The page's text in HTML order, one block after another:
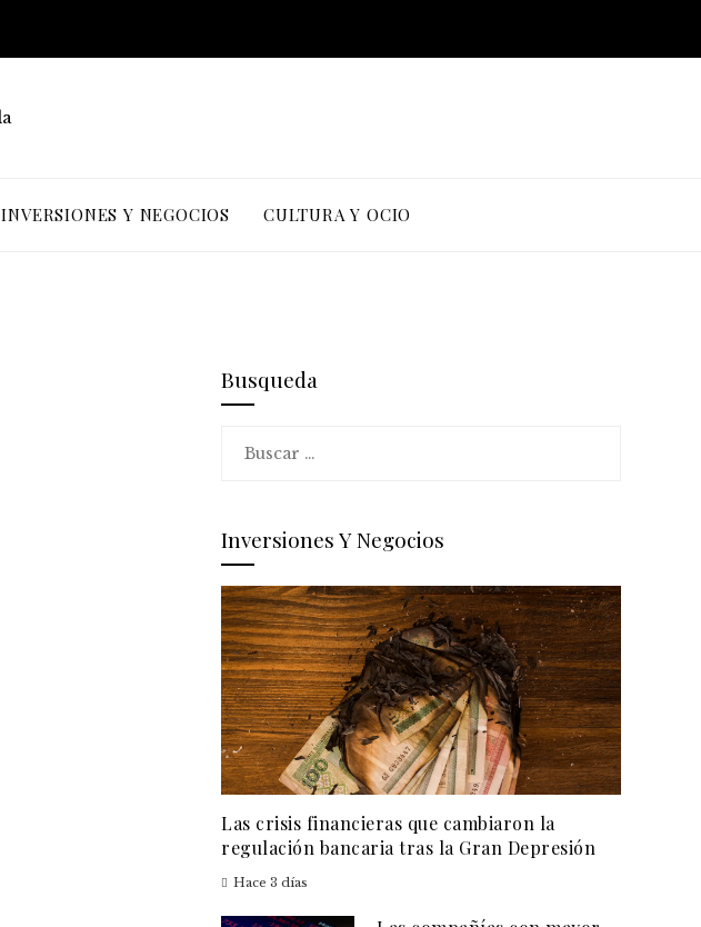
INVERSIONES Y NEGOCIOS CULTURA Y OCIO
Busqueda
Inversiones Y Negocios
Las crisis financieras que cambiaron la
regulación bancaria tras la Gran Depresión
Hace 3 días